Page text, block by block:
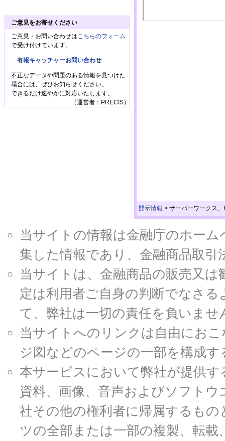
開示情報 > サーバーワークス
ご意見をお寄せください
ご意見・お問い合わせは こちらのフォーム
で受け付けています。
有報キャッチャーお問い合わせ
不正なデータや問題のある情報を見つけた
場合には、ぜひお知らせください。
できるだけ速やかに対応いたします。
（運営者：PRECIS）
当サイトの情報は金融庁のホー
集した情報であり、金融商品取
当サイトは、金融商品の販売又
定は利用者ご自身の判断でなさ
て、弊社は一切の責任を負いませ
当サイトへのリンクは自由にお
ジ図などのページの一部を構成
本サービスにおいて弊社が提供
資料、画像、音声およびソフト
社その他の権利者に帰属するも
ツの全部または一部の複製、転